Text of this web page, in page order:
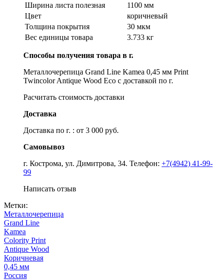
Ширина листа полезная
1100 мм
Цвет
коричневый
Толщина покрытия
30 мкм
Вес единицы товара
3.733 кг
Способы получения товара в г.
Металлочерепица Grand Line Kamea 0,45 мм Print
Twincolor Antique Wood Eco с доставкой по г.
Расчитать стоимость доставки
Доставка
Доставка по г. : от 3 000 руб.
Самовывоз
г. Кострома, ул. Димитрова, 34. Телефон: +7(4942) 41-99-
99
Написать отзыв
Метки:
Металлочерепица
Grand Line
Kamea
Colority Print
Antique Wood
Коричневая
0,45 мм
Россия